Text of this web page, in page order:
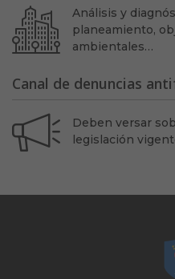
Análisis y
planeamiento,
ambientales…
Canal de denuncias
Deben versar
legislación